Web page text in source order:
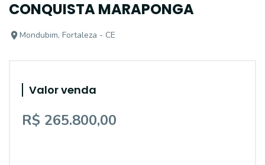
CONQUISTA MARAPONGA
Mondubim, Fortaleza - CE
Valor venda
R$ 265.800,00